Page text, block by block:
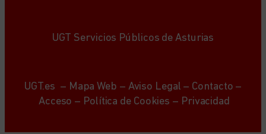
UGT Servicios Públicos de Asturias
UGT.es – Mapa Web – Aviso Legal – Contacto –
Acceso – Política de Cookies – Privacidad